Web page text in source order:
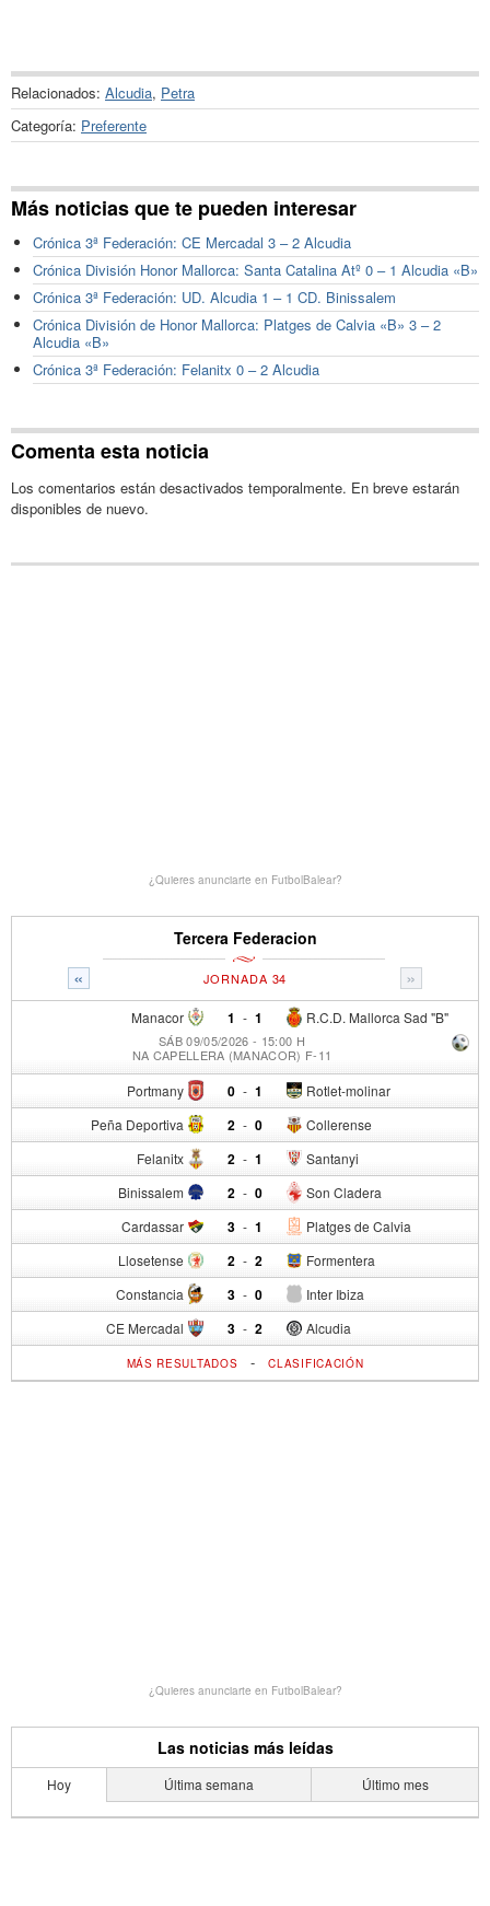
Relacionados: Alcudia, Petra
Categoría: Preferente
Más noticias que te pueden interesar
Crónica 3ª Federación: CE Mercadal 3 – 2 Alcudia
Crónica División Honor Mallorca: Santa Catalina Atº 0 – 1 Alcudia «B»
Crónica 3ª Federación: UD. Alcudia 1 – 1 CD. Binissalem
Crónica División de Honor Mallorca: Platges de Calvia «B» 3 – 2
Alcudia «B»
Crónica 3ª Federación: Felanitx 0 – 2 Alcudia
Comenta esta noticia
Los comentarios están desactivados temporalmente. En breve estarán
disponibles de nuevo.
¿Quieres anunciarte en FutbolBalear?
Tercera Federacion
« »
JORNADA 34
Manacor 1 - R.C.D. Mallorca Sad "B"
1
SÁB 09/05/2026 - 15:00 H
NA CAPELLERA (MANACOR) F-11
Portmany 0 - Rotlet-molinar
1
Peña Deportiva 2 - Collerense
0
Felanitx 2 - Santanyi
1
Binissalem 2 - Son Cladera
0
Cardassar 3 - Platges de Calvia
1
Llosetense 2 - Formentera
2
Constancia 3 - Inter Ibiza
0
CE Mercadal 3 - Alcudia
2
MÁS RESULTADOS -CLASIFICACIÓN
¿Quieres anunciarte en FutbolBalear?
Las noticias más leídas
Hoy Última semana Último mes